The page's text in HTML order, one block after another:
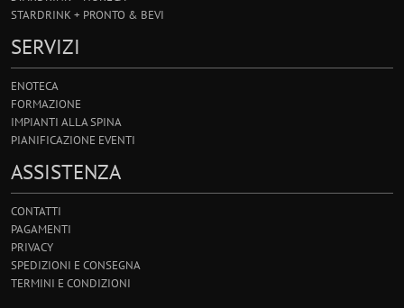
STARDRINK + PRONTO & BEVI
SERVIZI
ENOTECA
FORMAZIONE
IMPIANTI ALLA SPINA
PIANIFICAZIONE EVENTI
ASSISTENZA
CONTATTI
PAGAMENTI
PRIVACY
SPEDIZIONI E CONSEGNA
TERMINI E CONDIZIONI